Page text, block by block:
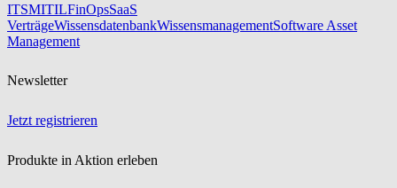
ITSMITILFinOpsSaaS
VerträgeWissensdatenbankWissensmanagementSoftware Asset
Management
Newsletter
Jetzt registrieren
Produkte in Aktion erleben